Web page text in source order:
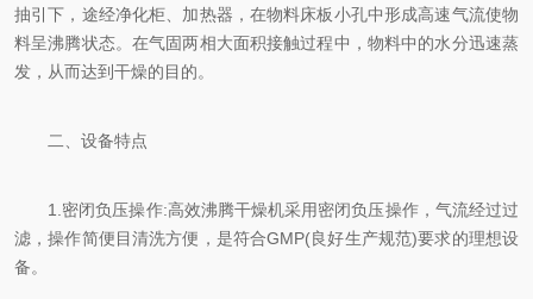
抽引下，途经净化柜、加热器，在物料床板小孔中形成高速气流使物
料呈沸腾状态。在气固两相大面积接触过程中，物料中的水分迅速蒸
发，从而达到干燥的目的。
二、设备特点
1.密闭负压操作:高效沸腾干燥机采用密闭负压操作，气流经过过
滤，操作简便目清洗方便，是符合GMP(良好生产规范)要求的理想设
备。